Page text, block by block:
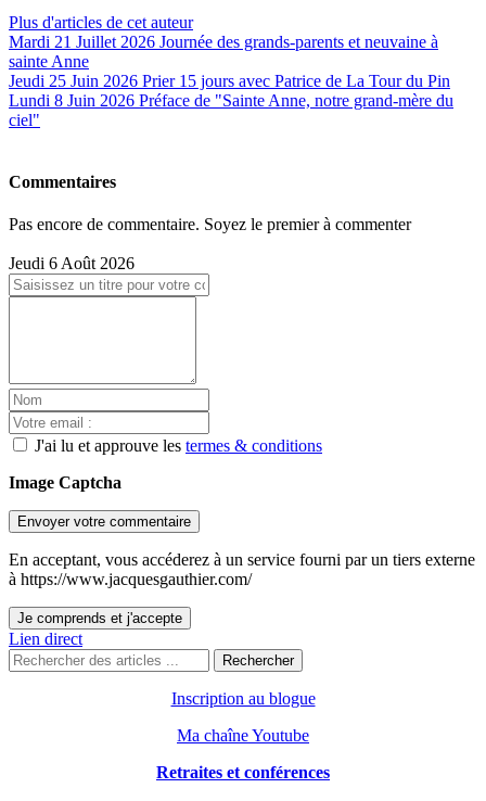
Plus d'articles de cet auteur
Mardi 21 Juillet 2026 Journée des grands-parents et neuvaine à
sainte Anne
Jeudi 25 Juin 2026 Prier 15 jours avec Patrice de La Tour du Pin
Lundi 8 Juin 2026 Préface de "Sainte Anne, notre grand-mère du
ciel"
Commentaires
Pas encore de commentaire. Soyez le premier à commenter
Jeudi 6 Août 2026
J'ai lu et approuve les termes & conditions
Image Captcha
Envoyer votre commentaire
En acceptant, vous accéderez à un service fourni par un tiers externe
à https://www.jacquesgauthier.com/
Je comprends et j'accepte
Lien direct
Rechercher
Inscription au blogue
Ma chaîne Youtube
Retraites et conférences